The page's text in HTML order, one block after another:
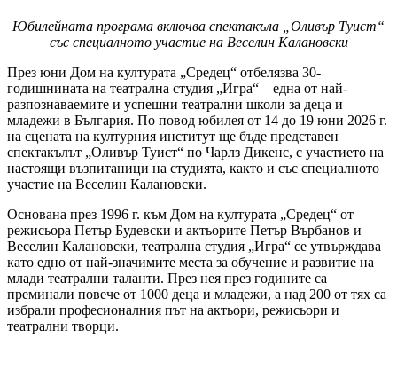
Юбилейната програма включва спектакъла „Оливър Туист“
със специалното участие на Веселин Калановски
През юни Дом на културата „Средец“ отбелязва 30-
годишнината на театрална студия „Игра“ – една от най-
разпознаваемите и успешни театрални школи за деца и
младежи в България. По повод юбилея от 14 до 19 юни 2026 г.
на сцената на културния институт ще бъде представен
спектакълът „Оливър Туист“ по Чарлз Дикенс, с участието на
настоящи възпитаници на студията, както и със специалното
участие на Веселин Калановски.
Основана през 1996 г. към Дом на културата „Средец“ от
режисьора Петър Будевски и актьорите Петър Върбанов и
Веселин Калановски, театрална студия „Игра“ се утвърждава
като едно от най-значимите места за обучение и развитие на
млади театрални таланти. През нея през годините са
преминали повече от 1000 деца и младежи, а над 200 от тях са
избрали професионалния път на актьори, режисьори и
театрални творци.